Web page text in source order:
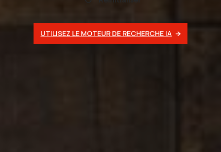
UTILISEZ LE MOTEUR DE RECHERCHE IA